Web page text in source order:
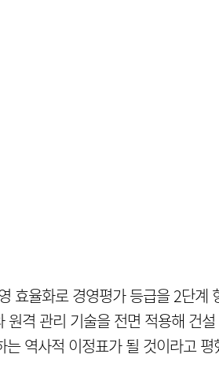
효율화로 경영평가 등급을 2단계
원격 관리 기술을 전면 적용해 건
는 역사적 이정표가 될 것이라고 평